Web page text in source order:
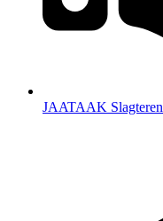
JAATAAK Slagteren